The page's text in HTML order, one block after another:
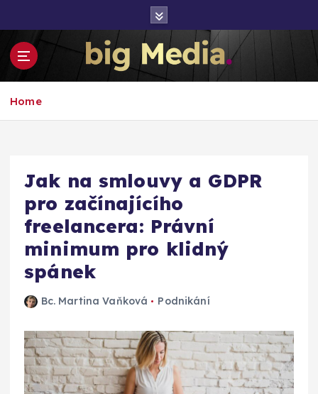
o
Inspirace pro mediální růst a podnikání
Home
Jak na smlouvy a GDPR
pro začínajícího
freelancera: Právní
minimum pro klidný
spánek
Bc. Martina Vaňková Podnikání